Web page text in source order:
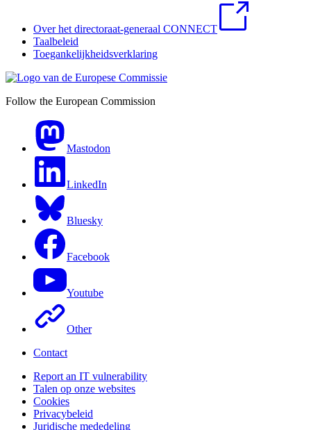
Over het directoraat-generaal CONNECT
Taalbeleid
Toegankelijkheidsverklaring
Follow the European Commission
Mastodon
LinkedIn
Bluesky
Facebook
Youtube
Other
Contact
Report an IT vulnerability
Talen op onze websites
Cookies
Privacybeleid
Juridische mededeling